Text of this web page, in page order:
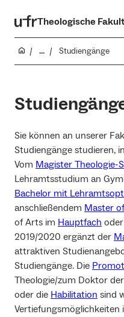
Theologische
... Studiengänge
Sie können an unserer
Studiengänge studieren,
Vom Magister Theologie-
Lehramtsstudium an
Bachelor mit
anschließendem Master
of Arts im Hauptfach
2019/2020 ergänzt der
attraktiven
Studiengänge. Die
Theologie/zum Doktor
oder die Habilitation sind
Vertiefungsmöglichkeiten